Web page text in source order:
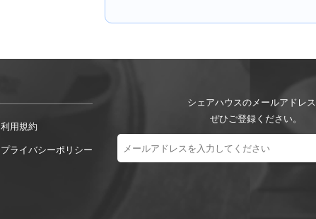
利用規約
プライバシーポリシー
シェアハウスのメールアドレ
ぜひご登録ください。